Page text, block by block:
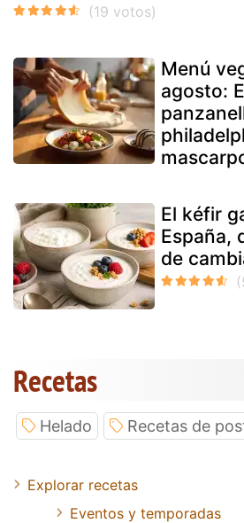
Menú
agosto:
El kéfir
España,
de
Recetas
Helado Recetas de
Explorar recetas
Eventos y temporadas